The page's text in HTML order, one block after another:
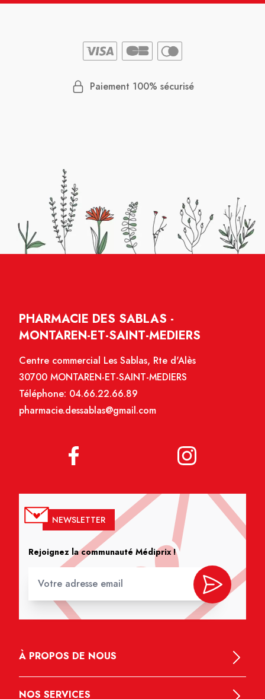
Paiement 100% sécurisé
PHARMACIE DES SABLAS -
MONTAREN-ET-SAINT-MEDIERS
Centre commercial Les Sablas, Rte d'Alès
30700 MONTAREN-ET-SAINT-MEDIERS
Téléphone: 04.66.22.66.89
pharmacie.dessablas@gmail.com
NEWSLETTER
Rejoignez la communauté Médiprix !
À PROPOS DE NOUS
NOS SERVICES